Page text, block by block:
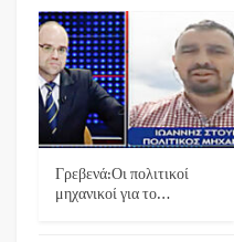
Γρεβενά:Οι πολιτικοί
μηχανικοί για το…